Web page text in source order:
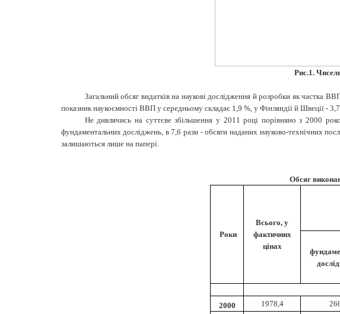
Рис.1.
Загальний обсяг видатків на наукові дослідження й розробки як
показник наукоємності ВВП у середньому складає 1,9 %, у Фінляндії й Швеції -
Не дивлячись на суттєве збільшення у 2011 році порівняно з 2000
фундаментальних досліджень, в 7,6 рази - обсяги наданих науково-технічних
залишаються лише на папері.
Обсяг
Роки
Всього, у
фактичних
цінах
2000
1978,4